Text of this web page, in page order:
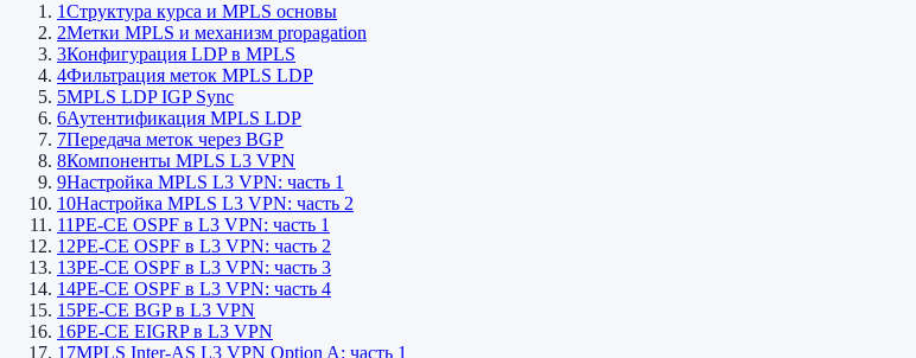
1Структура курса и MPLS основы
2Метки MPLS и механизм propagation
3Конфигурация LDP в MPLS
4Фильтрация меток MPLS LDP
5MPLS LDP IGP Sync
6Аутентификация MPLS LDP
7Передача меток через BGP
8Компоненты MPLS L3 VPN
9Настройка MPLS L3 VPN: часть 1
10Настройка MPLS L3 VPN: часть 2
11PE-CE OSPF в L3 VPN: часть 1
12PE-CE OSPF в L3 VPN: часть 2
13PE-CE OSPF в L3 VPN: часть 3
14PE-CE OSPF в L3 VPN: часть 4
15PE-CE BGP в L3 VPN
16PE-CE EIGRP в L3 VPN
17MPLS Inter-AS L3 VPN Option A: часть 1